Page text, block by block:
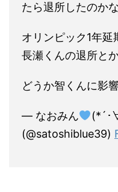
たら退所したのか
オリンピック1年延
長瀬くんの退所と
どうか智くんに影
— なおみん
(*´･
(@satoshiblue39)